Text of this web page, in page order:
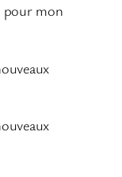
pour mon